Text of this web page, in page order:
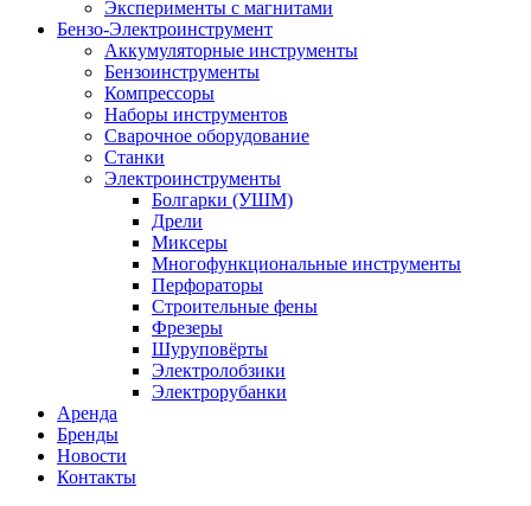
Эксперименты с магнитами
Бензо-Электроинструмент
Аккумуляторные инструменты
Бензоинструменты
Компрессоры
Наборы инструментов
Сварочное оборудование
Станки
Электроинструменты
Болгарки (УШМ)
Дрели
Миксеры
Многофункциональные инструменты
Перфораторы
Строительные фены
Фрезеры
Шуруповёрты
Электролобзики
Электрорубанки
Аренда
Бренды
Новости
Контакты